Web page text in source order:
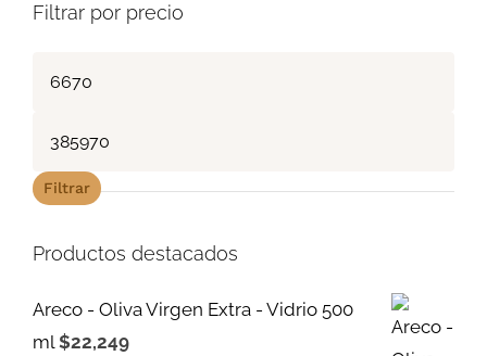
Filtrar por precio
Filtrar
Productos destacados
Areco - Oliva Virgen Extra - Vidrio 500
ml $22,249